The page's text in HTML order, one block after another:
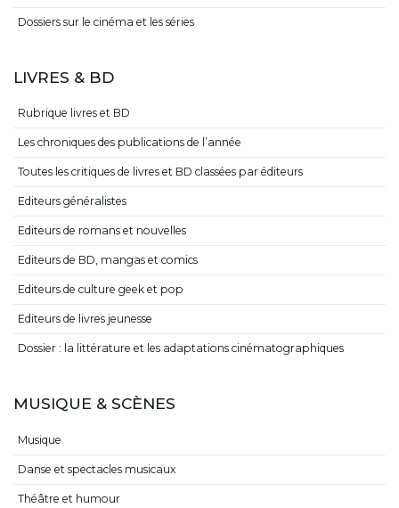
Dossiers sur le cinéma et les séries
LIVRES & BD
Rubrique livres et BD
Les chroniques des publications de l’année
Toutes les critiques de livres et BD classées par éditeurs
Editeurs généralistes
Editeurs de romans et nouvelles
Editeurs de BD, mangas et comics
Editeurs de culture geek et pop
Editeurs de livres jeunesse
Dossier : la littérature et les adaptations cinématographiques
MUSIQUE & SCÈNES
Musique
Danse et spectacles musicaux
Théâtre et humour